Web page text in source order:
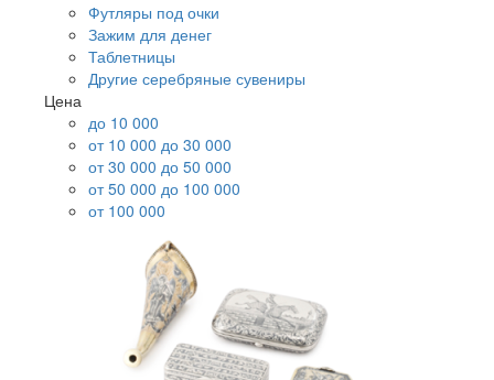
Футляры под очки
Зажим для денег
Таблетницы
Другие серебряные сувениры
Цена
до 10 000
от 10 000 до 30 000
от 30 000 до 50 000
от 50 000 до 100 000
от 100 000